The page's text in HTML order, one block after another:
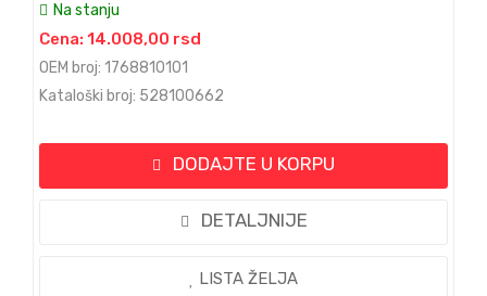
Na stanju
Cena: 14.008,00 rsd
OEM broj: 1768810101
Kataloški broj: 528100662
DODAJTE U KORPU
DETALJNIJE
LISTA ŽELJA